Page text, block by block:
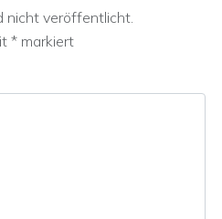
nicht veröffentlicht.
* markiert